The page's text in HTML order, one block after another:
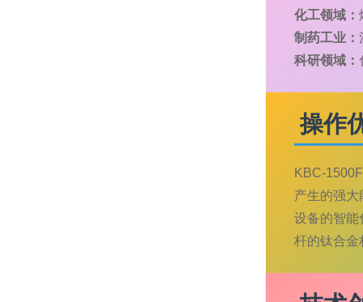
化工领域：
制药工业：
科研领域：
操作
KBC-
产生的强
设备的智能
杆的钛合金